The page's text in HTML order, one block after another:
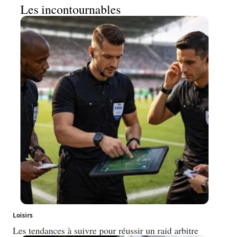
Les incontournables
Loisirs
Les tendances à suivre pour réussir un raid arbitre